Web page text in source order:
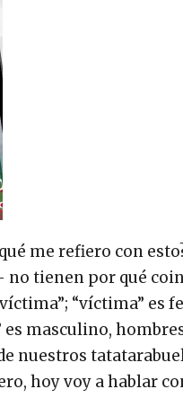
me refiero con
no tienen por qué
“víctima” es
masculino,
nuestros
hoy voy a hablar